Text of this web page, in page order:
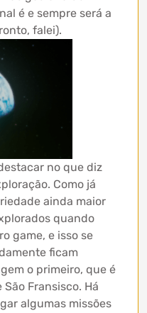
é e sempre será a
falei).
no que diz
Como já
ainda maior
quando
game, e isso se
ficam
o primeiro, que é
Fransisco. Há
algumas missões